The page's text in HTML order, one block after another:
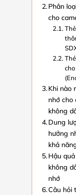
Phân
cho
Khi nào
nhớ cho
không
Dung
hưởng
khả
Hậu
không
nhớ
Câu hỏi